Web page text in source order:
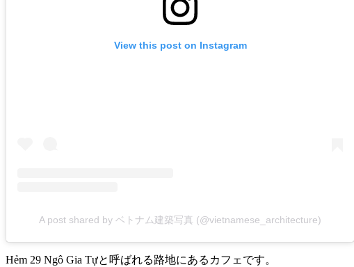
View this post on Instagram
A post shared by ベトナム建築写真 (@vietnamese_architecture)
Hẻm 29 Ngô Gia Tựと呼ばれる路地にあるカフェです。